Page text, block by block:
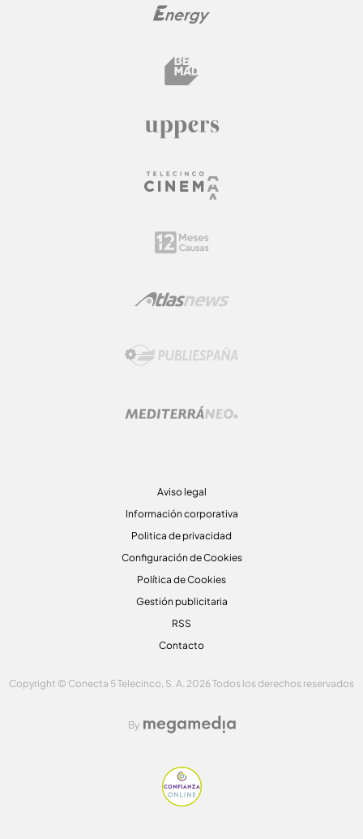
Aviso legal
Información corporativa
Politica de privacidad
Configuración de Cookies
Política de Cookies
Gestión publicitaria
RSS
Contacto
Copyright © Conecta 5 Telecinco, S. A. 2026 Todos los derechos reservados
By